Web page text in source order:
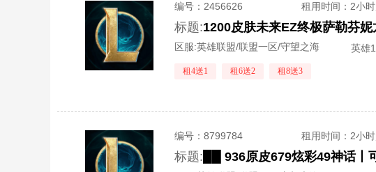
编号： 2456626 租用时间 ：2小
标题:
区服:英雄联盟/联盟一区/守望之海 英雄
租4送1 租6送2 租8送3
编号：8799784 租用时间 ：2小
标题: